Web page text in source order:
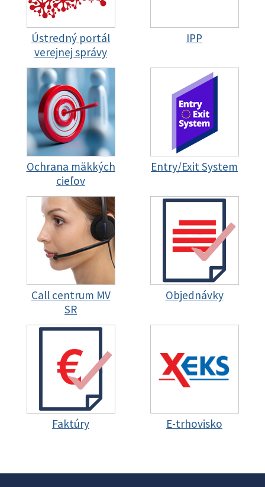
Ústredný portál
verejnej správy
IPP
Ochrana mäkkých
cieľov
Entry/Exit System
Call centrum MV
SR
Objednávky
Faktúry E-trhovisko